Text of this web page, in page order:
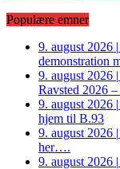
Populære emner
9. august 2026 |
demonstration
9. august 2026 |
Ravsted 2026
9. august 2026 |
hjem til B.93
9. august 2026 |
her….
9. august 2026 |